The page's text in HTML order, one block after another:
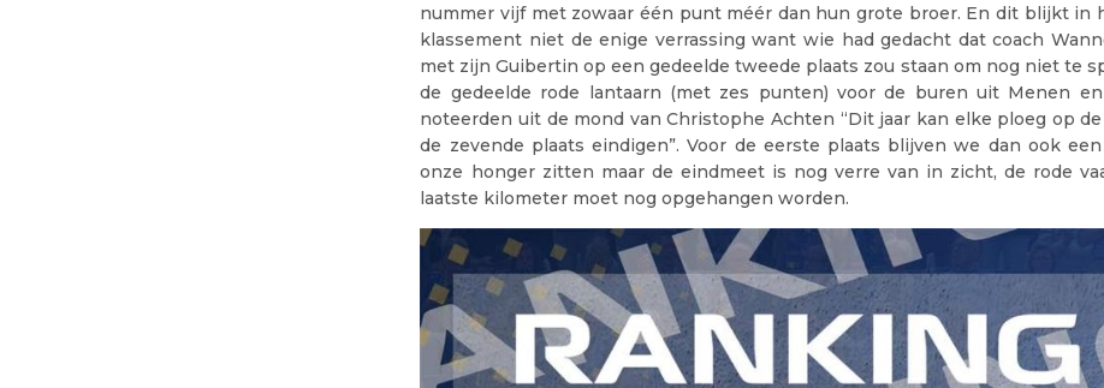
nummer vijf met zowaar één punt méér dan hun grote broer. En dit blijkt in
klassement niet de enige verrassing want wie had gedacht dat coach
met zijn Guibertin op een gedeelde tweede plaats zou staan om nog niet te
de gedeelde rode lantaarn (met zes punten) voor de buren uit Menen
noteerden uit de mond van Christophe Achten “Dit jaar kan elke ploeg op
de zevende plaats eindigen”. Voor de eerste plaats blijven we dan ook
onze honger zitten maar de eindmeet is nog verre van in zicht, de rode
laatste kilometer moet nog opgehangen worden.